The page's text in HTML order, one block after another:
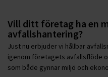
Vill ditt företag ha en
avfallshantering?
Just nu erbjuder vi hållbar
igenom företagets avfallsflöde
som både gynnar miljö och